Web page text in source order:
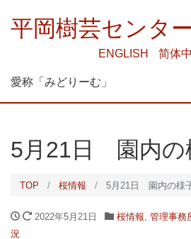
平岡樹芸センタ
ENGLISH 简体
愛称「みどりーむ」
5月21日 園内の
TOP 桜情報 5月21日 園内の様
2022年5月21日 桜情報, 管理事務
況